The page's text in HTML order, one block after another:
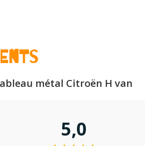
métal Citroën H van
5,0